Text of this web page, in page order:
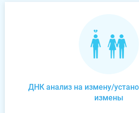
ДНК анализ на измену/
измены